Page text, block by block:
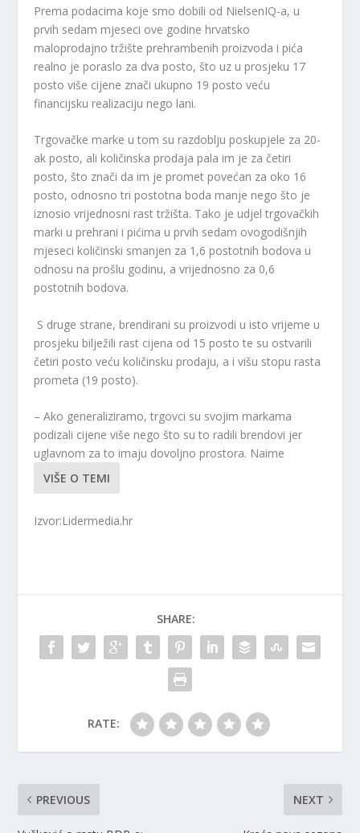
Prema podacima koje smo dobili od NielsenIQ-a, u
prvih sedam mjeseci ove godine hrvatsko
maloprodajno tržište prehrambenih proizvoda i pića
realno je poraslo za dva posto, što uz u prosjeku 17
posto više cijene znači ukupno 19 posto veću
financijsku realizaciju nego lani.
Trgovačke marke u tom su razdoblju poskupjele za 20-
ak posto, ali količinska prodaja pala im je za četiri
posto, što znači da im je promet povećan za oko 16
posto, odnosno tri postotna boda manje nego što je
iznosio vrijednosni rast tržišta. Tako je udjel trgovačkih
marki u prehrani i pićima u prvih sedam ovogodišnjih
mjeseci količinski smanjen za 1,6 postotnih bodova u
odnosu na prošlu godinu, a vrijednosno za 0,6
postotnih bodova.
S druge strane, brendirani su proizvodi u isto vrijeme u
prosjeku bilježili rast cijena od 15 posto te su ostvarili
četiri posto veću količinsku prodaju, a i višu stopu rasta
prometa (19 posto).
– Ako generaliziramo, trgovci su svojim markama
podizali cijene više nego što su to radili brendovi jer
uglavnom za to imaju dovoljno prostora. Naime
VIŠE O TEMI
Izvor:Lidermedia.hr
SHARE:
RATE:
PREVIOUS NEXT